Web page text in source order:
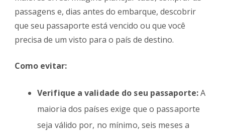
passagens e, dias antes do embarque, descobrir
que seu passaporte está vencido ou que você
precisa de um visto para o país de destino.
Como evitar:
Verifique a validade do seu passaporte:A
maioria dos países exige que o passaporte
seja válido por, no mínimo, seis meses a